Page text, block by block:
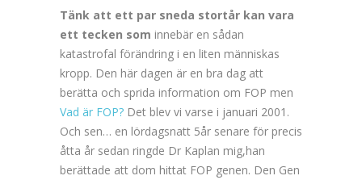
Tänk att ett par sneda stortår kan vara
ett tecken som innebär en sådan
katastrofal förändring i en liten människas
kropp. Den här dagen är en bra dag att
berätta och sprida information om FOP men
Vad är FOP? Det blev vi varse i januari 2001.
Och sen… en lördagsnatt 5år senare för precis
åtta år sedan ringde Dr Kaplan mig,han
berättade att dom hittat FOP genen. Den Gen